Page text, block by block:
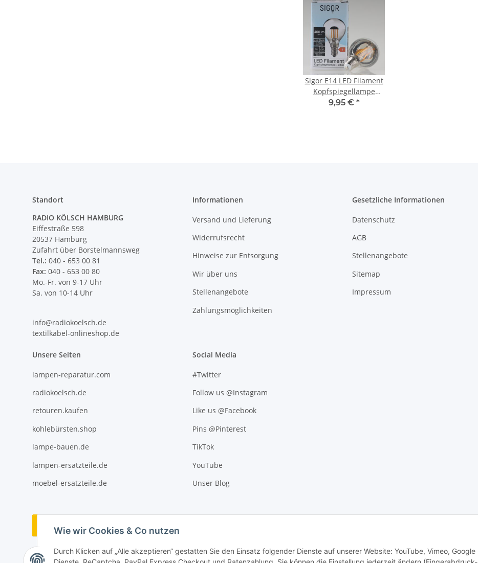
Wie wir Cookies & Co nutzen
Durch Klicken auf „Alle akzeptieren“ gestatten Sie den Einsatz folgender Dienste auf unserer Website: YouTube, Vimeo, Google
Sigor E14 LED Filament
Kopfspiegellampe
silber 4,5W=(35W)
9,95 € *
Standort
RADIO KÖLSCH HAMBURG
Eiffestraße 598
20537 Hamburg
Zufahrt über Borstelmannsweg
Tel.: 040 - 653 00 81
Fax: 040 - 653 00 80
Mo.-Fr. von 9-17 Uhr
Sa. von 10-14 Uhr
info@radiokoelsch.de
textilkabel-onlineshop.de
Informationen
Versand und Lieferung
Widerrufsrecht
Hinweise zur Entsorgung
Wir über uns
Stellenangebote
Zahlungsmöglichkeiten
Gesetzliche Informationen
Datenschutz
AGB
Stellenangebote
Sitemap
Impressum
Unsere Seiten
lampen-reparatur.com
radiokoelsch.de
retouren.kaufen
kohlebürsten.shop
lampe-bauen.de
lampen-ersatzteile.de
moebel-ersatzteile.de
Social Media
#Twitter
Follow us @Instagram
Like us @Facebook
Pins @Pinterest
TikTok
YouTube
Unser Blog
Vertrag widerrufen